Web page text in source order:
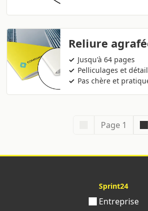
Reliure
Jusqu'à 64 pages
Pelliculages et
Pas chère et
Page 1
Sprint24
Entreprise